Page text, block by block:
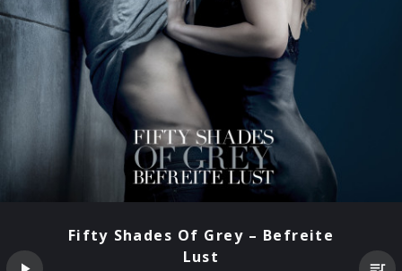
Fifty Shades Of Grey – Befreite
Lust